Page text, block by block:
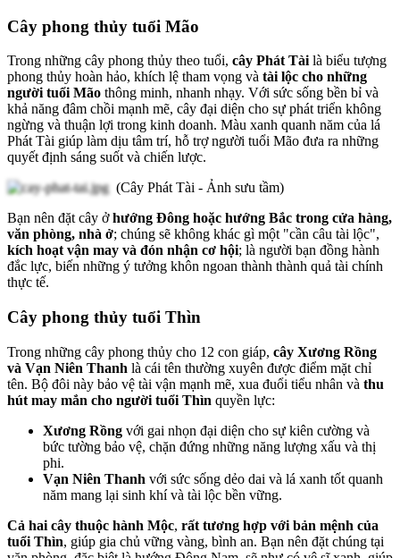
Cây phong thủy tuổi Mão
Trong những cây phong thủy theo tuổi, cây Phát Tàilà biểu tượng
phong thủy hoàn hảo, khích lệ tham vọng và tài lộc cho những
người tuổi Mão thông minh, nhanh nhạy. Với sức sống bền bỉ và
khả năng đâm chồi mạnh mẽ, cây đại diện cho sự phát triển không
ngừng và thuận lợi trong kinh doanh. Màu xanh quanh năm của lá
Phát Tài giúp làm dịu tâm trí, hỗ trợ người tuổi Mão đưa ra những
quyết định sáng suốt và chiến lược.
(Cây Phát Tài - Ảnh sưu tầm)
Bạn nên đặt cây ởhướng Đông hoặc hướng Bắc trong cửa hàng,
văn phòng, nhà ở; chúng sẽ không khác gì một "cần câu tài lộc",
kích hoạt vận may và đón nhận cơ hội; là người bạn đồng hành
đắc lực, biến những ý tưởng khôn ngoan thành thành quả tài chính
thực tế.
Cây phong thủy tuổi Thìn
Trong những cây phong thủy cho 12 con giáp, cây Xương Rồng
và Vạn Niên Thanh là cái tên thường xuyên được điểm mặt chỉ
tên. Bộ đôi này bảo vệ tài vận mạnh mẽ, xua đuổi tiểu nhân và thu
hút may mắn cho người tuổi Thìn quyền lực:
Xương Rồng với gai nhọn đại diện cho sự kiên cường và
bức tường bảo vệ, chặn đứng những năng lượng xấu và thị
phi.
Vạn Niên Thanh với sức sống dẻo dai và lá xanh tốt quanh
năm mang lại sinh khí và tài lộc bền vững.
Cả hai cây thuộc hành Mộc, rất tương hợp với bản mệnh của
tuổi Thìn, giúp gia chủ vững vàng, bình an. Bạn nên đặt chúng tại